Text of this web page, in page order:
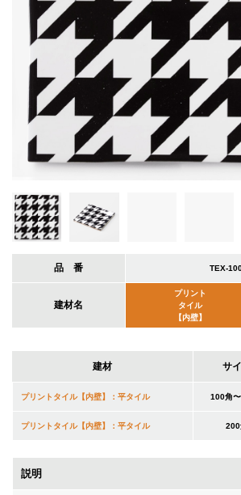
品 番 TEX-
建材名
プリント
タイル
【内壁】
建材 サ
プリントタイル【内壁】：平タイル 100角
プリントタイル【内壁】：平タイル 200
説明